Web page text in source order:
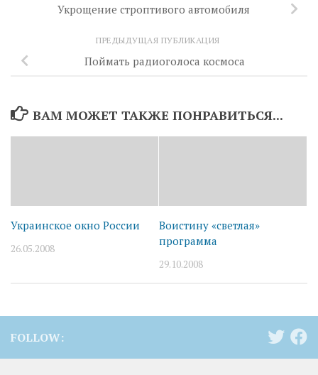
Укрощение строптивого автомобиля
ПРЕДЫДУЩАЯ ПУБЛИКАЦИЯ
Поймать радиоголоса космоса
ВАМ МОЖЕТ ТАКЖЕ ПОНРАВИТЬСЯ...
Украинское окно России
26.05.2008
Воистину «светлая»
программа
29.10.2008
FOLLOW: